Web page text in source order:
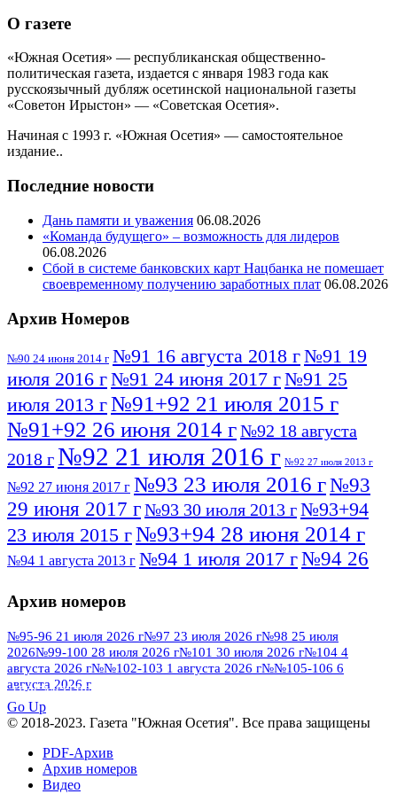
О газете
«Южная Осетия» — республиканская общественно-
политическая газета, издается с января 1983 года как
русскоязычный дубляж осетинской национальной газеты
«Советон Ирыстон» — «Советская Осетия».
Начиная с 1993 г. «Южная Осетия» — самостоятельное
издание..
Последние новости
Дань памяти и уважения 06.08.2026
«Команда будущего» – возможность для лидеров
06.08.2026
Сбой в системе банковских карт Нацбанка не помешает
своевременному получению заработных плат 06.08.2026
Архив Номеров
№90 24 июня 2014 г №91 16 августа 2018 г№91 19
июля 2016 г№91 24 июня 2017 г№91 25
июля 2013 г№91+92 21 июля 2015 г
№91+92 26 июня 2014 г№92 18 августа
2018 г№92 21 июля 2016 г №92 27 июля 2013 г
№92 27 июня 2017 г №93 23 июля 2016 г№93
29 июня 2017 г№93 30 июля 2013 г№93+94
23 июля 2015 г№93+94 28 июня 2014 г
№94 1 августа 2013 г №94 1 июля 2017 г№94 26
№95 7 августа 2012 г
№95 28 июля 2016 г№95+96 3 августа
2013 г№96 6 июля 2017 г№96 9 августа
2012 г №96 28 июля 2015 г
№96+97 30 июля 2016 г
№97 11 августа 2012 г
№97 30 июля 2015 г
№98 2 августа 2016 г
Архив номеров
№95-96 21 июля 2026 г№97 23 июля 2026 г№98 25 июля
2026№99-100 28 июля 2026 г№101 30 июля 2026 г№104 4
августа 2026 г№№102-103 1 августа 2026 г№№105-106 6
августа 2026 г
ПОСМОТРЕТЬ ВСЕ
Go Up
© 2018-2023. Газета "Южная Осетия". Все права защищены
PDF-Архив
Архив номеров
Видео